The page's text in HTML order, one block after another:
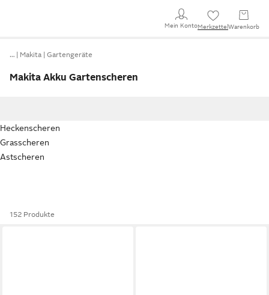
Mein KontoMerkzettel Warenkorb
… Makita Gartengeräte
Makita Akku Gartenscheren
Heckenscheren
Grasscheren
Astscheren
152 Produkte